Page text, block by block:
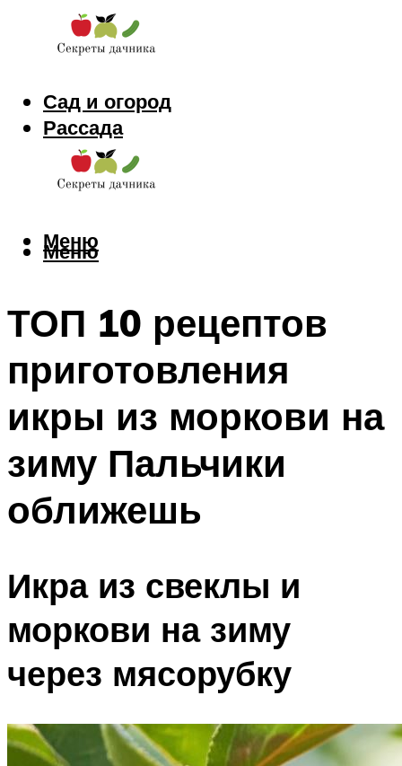
Сад и огород
Рассада
Цветы
Заготовки
Меню
Меню
ТОП 10 рецептов
приготовления
икры из моркови на
зиму Пальчики
оближешь
Икра из свеклы и
моркови на зиму
через мясорубку